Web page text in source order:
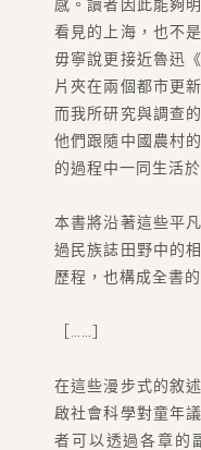
感。讀者因此能夠
看見的上海，也不
毋寧說更接近魯迅
片夾在兩個都市更
而我所研究與調查
他們跟隨中國農村
的過程中一同生活於
本書將沿著這些平
過民族誌田野中的
歷程，也構成全書
［……］
在這些漫步式的敘
啟社會科學對童年
者可以透過各章的